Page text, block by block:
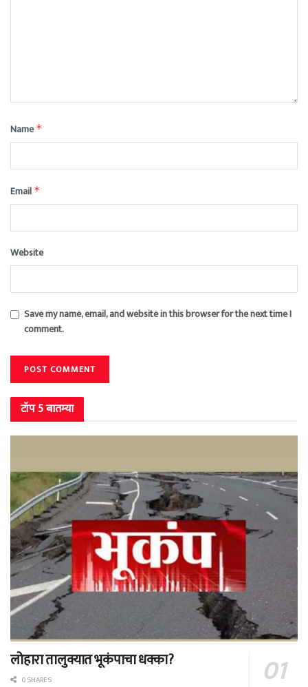
Name*
Email *
Website
Save my name, email, and website in this browser for the next time I
comment.
टॉप 5 बातम्या
लोहारा तालुक्यात भूकंपाचा धक्का?
0 SHARES